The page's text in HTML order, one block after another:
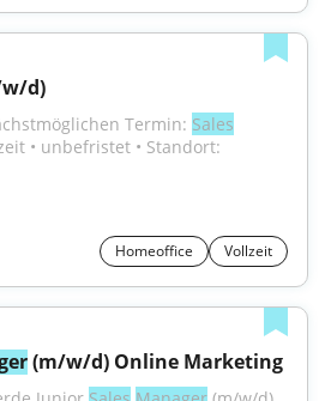
d)
Termin: Sales
• unbefristet • Standort:
Homeoffice Vollzeit
(m/w/d) Online Marketing